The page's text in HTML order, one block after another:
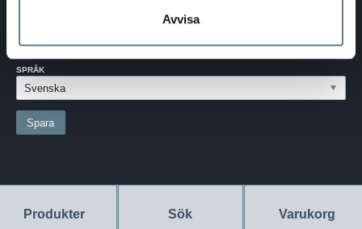
Avvisa
Produkter Sök Varukorg
SVERIGE
SPRÅK